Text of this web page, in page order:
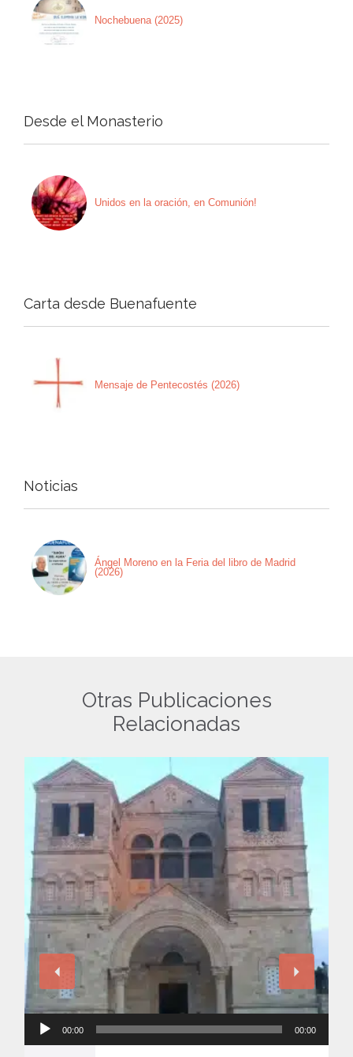
Nochebuena (2025)
Desde el Monasterio
Unidos en la oración, en Comunión!
Carta desde Buenafuente
Mensaje de Pentecostés (2026)
Noticias
Ángel Moreno en la Feria del libro de Madrid
(2026)
Otras Publicaciones
Relacionadas
00:00 00:00